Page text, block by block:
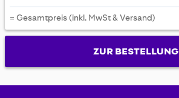
= Gesamtpreis (inkl. MwSt & Versand)
ZUR BESTELLUNG